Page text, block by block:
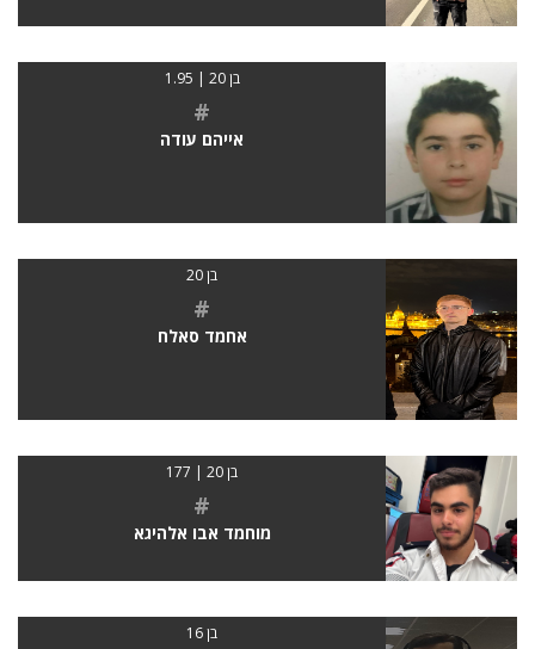
בן 20 | 1.95
#
אייהם עודה
בן 20
#
אחמד סאלח
בן 20 | 177
#
מוחמד אבו אלהיגא
בן 16